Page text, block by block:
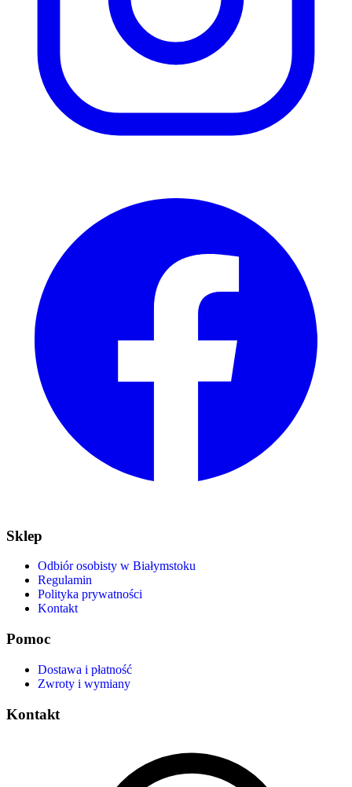
Sklep
Odbiór osobisty w Białymstoku
Regulamin
Polityka prywatności
Kontakt
Pomoc
Dostawa i płatność
Zwroty i wymiany
Kontakt